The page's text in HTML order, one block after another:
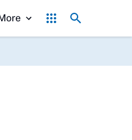
, sekaligus Rapat Kerja